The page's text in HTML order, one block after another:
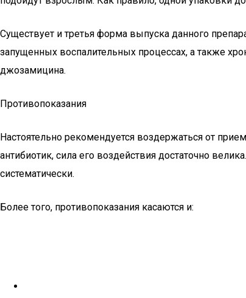
Существует и третья форма выпуска данного
запущенных воспалительных процессах, а также
джозамицина.
Противопоказания
Настоятельно рекомендуется воздержаться от
антибиотик, сила его воздействия достаточно
систематически.
Более того, противопоказания касаются и: